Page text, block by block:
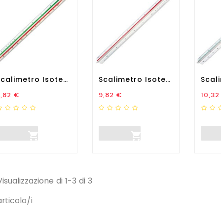
Scalimetro Isoteck - 30cm -...
€

Scalimetro Isoteck - 30cm -...
Prezzo
9,82 €

di 1-3 di 3
i